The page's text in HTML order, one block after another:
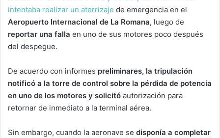
intentaba realizar un aterrizaje de emergencia en el
Aeropuerto Internacional de La Romana, luego de
reportar una falla en uno de sus motores poco después
del despegue.
De acuerdo con informes preliminares, la tripulación
notificó a la torre de control sobre la pérdida de potencia
en uno de los motores y solicitó autorización para
retornar de inmediato a la terminal aérea.
Sin embargo, cuando la aeronave se disponía a completar